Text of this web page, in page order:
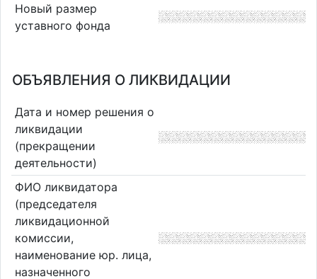
Новый размер
уставного фонда
ОБЪЯВЛЕНИЯ О ЛИКВИДАЦИИ
Дата и номер решения о
ликвидации
(прекращении
деятельности)
ФИО ликвидатора
(председателя
ликвидационной
комиссии,
наименование юр. лица,
назначенного